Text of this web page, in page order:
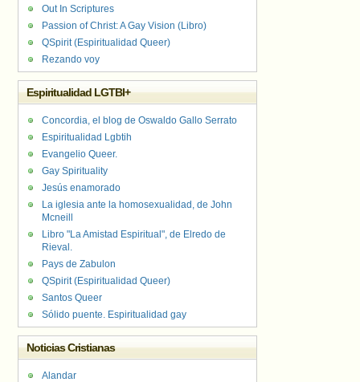
Out In Scriptures
Passion of Christ: A Gay Vision (Libro)
QSpirit (Espiritualidad Queer)
Rezando voy
Espiritualidad LGTBI+
Concordia, el blog de Oswaldo Gallo Serrato
Espiritualidad Lgbtih
Evangelio Queer.
Gay Spirituality
Jesús enamorado
La iglesia ante la homosexualidad, de John
Mcneill
Libro "La Amistad Espiritual", de Elredo de
Rieval.
Pays de Zabulon
QSpirit (Espiritualidad Queer)
Santos Queer
Sólido puente. Espiritualidad gay
Noticias Cristianas
Alandar